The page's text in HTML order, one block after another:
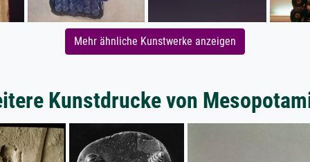
Mehr ähnliche Kunstwerke anzeigen
Kunstdrucke von